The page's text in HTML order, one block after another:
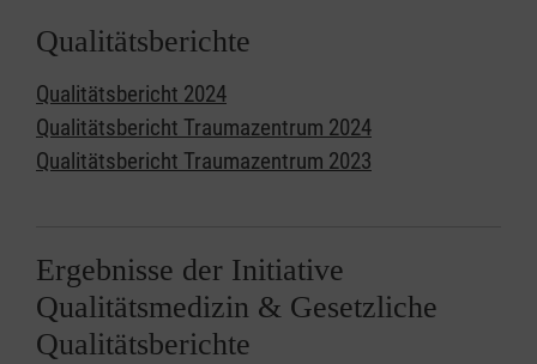
Innovation ist uns wichtig, um das
Wohlergehen unserer Patienten zu verbessern.
Dazu führen wir kontinuierlich neue
medizinische Verfahren wie das überregionale
Flensburg.
Fachübergreifende Zusammenarbeit
In unseren 13 Kompetenzzentren wird das
Qualitätsberichte
Qualitätsbericht 2024
Qualitätsbericht Traumazentrum 2024
Qualitätsbericht Traumazentrum 2023
Ergebnisse der Initiative
Qualitätsmedizin & Gesetzliche
Qualitätsberichte